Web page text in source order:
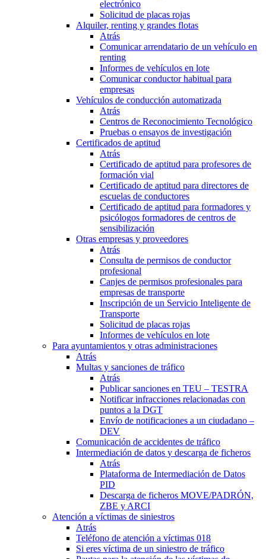
electrónico
Solicitud de placas rojas
Alquiler, renting y grandes flotas
Atrás
Comunicar arrendatario de un vehículo en
renting
Informes de vehículos en lote
Comunicar conductor habitual para
empresas
Vehículos de conducción automatizada
Atrás
Centros de Reconocimiento Tecnológico
Pruebas o ensayos de investigación
Certificados de aptitud
Atrás
Certificado de aptitud para profesores de
formación vial
Certificado de aptitud para directores de
escuelas de conductores
Certificado de aptitud para formadores y
psicólogos formadores de centros de
sensibilización
Otras empresas y proveedores
Atrás
Consulta de permisos de conductor
profesional
Canjes de permisos profesionales para
empresas de transporte
Inscripción de un Servicio Inteligente de
Transporte
Solicitud de placas rojas
Informes de vehículos en lote
Para ayuntamientos y otras administraciones
Atrás
Multas y sanciones de tráfico
Atrás
Publicar sanciones en TEU – TESTRA
Notificar infracciones relacionadas con
puntos a la DGT
Envío de notificaciones a un ciudadano –
DEV
Comunicación de accidentes de tráfico
Intermediación de datos y descarga de ficheros
Atrás
Plataforma de Intermediación de Datos
PID
Descarga de ficheros MOVE/PADRÓN,
ZBE y ARCI
Atención a víctimas de siniestros
Atrás
Teléfono de atención a víctimas 018
Si eres víctima de un siniestro de tráfico